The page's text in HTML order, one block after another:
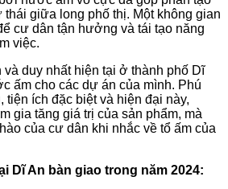
thái giữa long phố thị. Một không gian
cư dân tận hưởng và tái tạo năng
việc.
và duy nhất hiện tại ở thành phố Dĩ
ấm cho các dự án của mình. Phú
tiện ích đặc biệt và hiện đại này,
gia tăng giá trị của sản phẩm, mà
của cư dân khi nhắc về tổ ấm của
Dĩ An bàn giao trong năm 2024: